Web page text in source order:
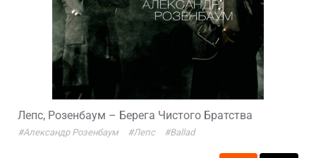
Лепс, Розенбаум – Берега Чистого Братства
#Александр Розенбаум #Лепс #Ballad